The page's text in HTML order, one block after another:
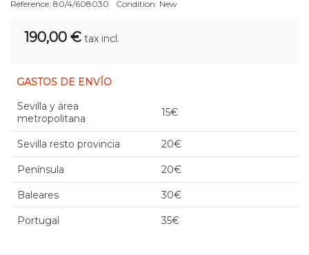
Reference: 80/4/608030 Condition: New
190,00 € tax incl.
GASTOS DE ENVÍO
Sevilla y área
metropolitana
15€
Sevilla resto provincia 20€
Península 20€
Baleares 30€
Portugal 35€